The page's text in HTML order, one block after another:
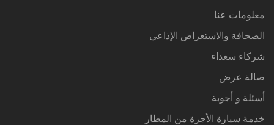
معلومات عنا
الصحافة والاستعراض الإذاعي
شركاء سعداء
صالة عرض
أسئلة و أجوبة
خدمة سيارة الأجرة من المطار